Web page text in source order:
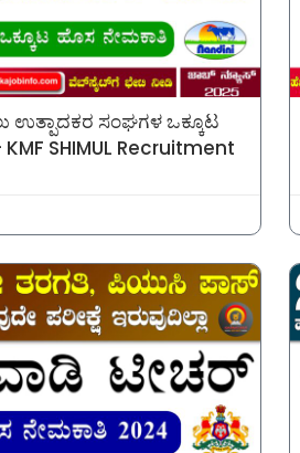
ಉತ್ಪಾದಕರ ಸಂಘಗಳ ಒಕ್ಕೂಟ
SHIMUL Recruitment